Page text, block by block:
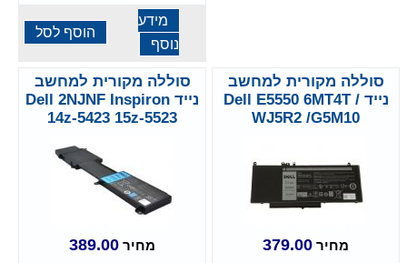
מידע
נוסף
הוסף לסל
סוללה מקורית למחשב
נייד Dell E5550 6MT4T /
WJ5R2 /G5M10
מחיר 379.00
סוללה מקורית למחשב
נייד Dell 2NJNF Inspiron
14z-5423 15z-5523
מחיר 389.00